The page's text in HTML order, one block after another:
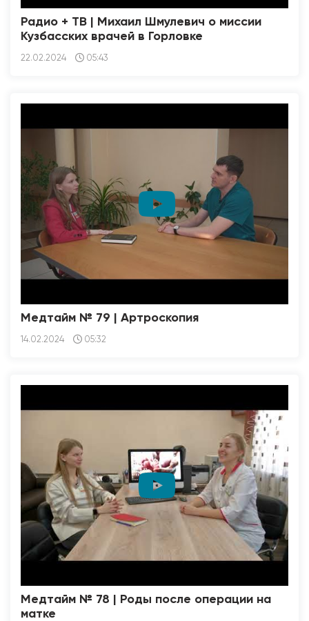
Радио + ТВ | Михаил Шмулевич о миссии
Кузбасских врачей в Горловке
22.02.2024 05:43
Медтайм № 79 | Артроскопия
14.02.2024 05:32
Медтайм № 78 | Роды после операции на
матке